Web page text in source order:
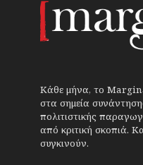
Κάθε μήνα, το
στα σημεία
πολιτιστικής
από κριτική σκοπιά.
συγκινούν.